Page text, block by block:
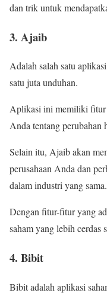
dan trik untuk
3. Ajaib
Adalah salah satu
satu juta unduhan.
Aplikasi ini memiliki fitur
Anda tentang perubahan
Selain itu, Ajaib akan
perusahaan Anda dan
dalam industri yang sama.
Dengan fitur-fitur yang
saham yang lebih cerdas
4. Bibit
Bibit adalah aplikasi